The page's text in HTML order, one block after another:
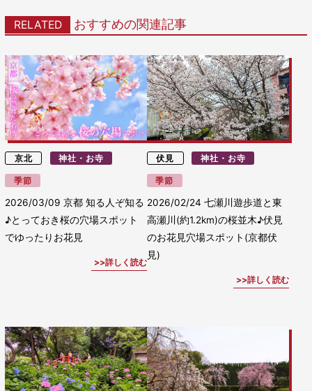
RELATED おすすめの関連記事
京北 神社・お寺
季節
2026/03/09京都 知る人ぞ知る
♪とっておき桜の穴場スポット
でゆったりお花見
詳しく読む
伏見 神社・お寺
季節
2026/02/24 七瀬川遊歩道と東
高瀬川(約1.2km)の桜並木♪伏見
のお花見穴場スポット(京都伏
見)
詳しく読む